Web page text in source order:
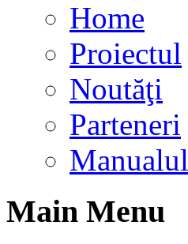
Home
Proiectul
Noutăţi
Parteneri
Manualul
Main Menu